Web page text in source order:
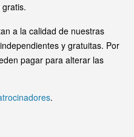
a la calidad de nuestras
y gratuitas. Por
pagar para alterar las
.